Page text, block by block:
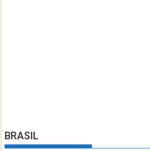
BRASIL